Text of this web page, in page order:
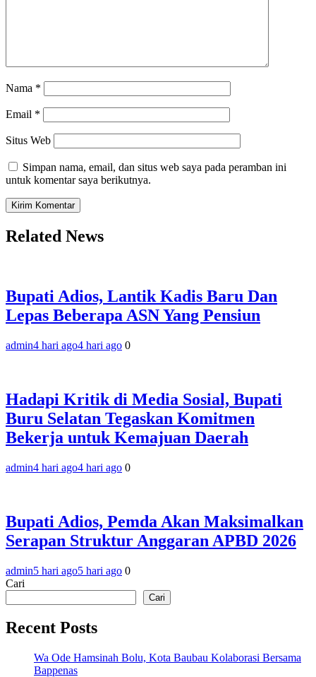
Nama *
Email *
Situs Web
Simpan nama, email, dan situs web saya pada peramban ini
untuk komentar saya berikutnya.
Related News
Bupati Adios, Lantik Kadis Baru Dan
Lepas Beberapa ASN Yang Pensiun
admin4 hari ago4 hari ago 0
Hadapi Kritik di Media Sosial, Bupati
Buru Selatan Tegaskan Komitmen
Bekerja untuk Kemajuan Daerah
admin4 hari ago4 hari ago 0
Bupati Adios, Pemda Akan Maksimalkan
Serapan Struktur Anggaran APBD 2026
admin5 hari ago5 hari ago 0
Cari
Cari
Recent Posts
Wa Ode Hamsinah Bolu, Kota Baubau Kolaborasi Bersama
Bappenas